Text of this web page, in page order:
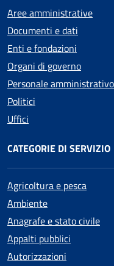
Aree amministrative
Documenti e dati
Enti e fondazioni
Organi di governo
Personale amministrativo
Politici
Uffici
CATEGORIE DI SERVIZIO
Agricoltura e pesca
Ambiente
Anagrafe e stato civile
Appalti pubblici
Autorizzazioni